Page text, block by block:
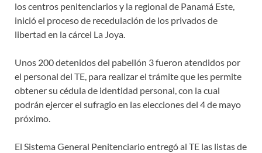
los centros penitenciarios y la regional de Panamá Este,
inició el proceso de recedulación de los privados de
libertad en la cárcel La Joya.
Unos 200 detenidos del pabellón 3 fueron atendidos por
el personal del TE, para realizar el trámite que les permite
obtener su cédula de identidad personal, con la cual
podrán ejercer el sufragio en las elecciones del 4 de mayo
próximo.
El Sistema General Penitenciario entregó al TE las listas de